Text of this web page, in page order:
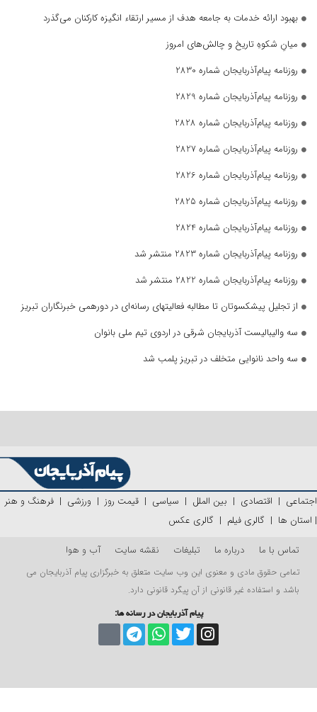
بهبود ارائه خدمات به جامعه هدف از مسیر ارتقاء انگیزه کارکنان می‌گذرد
میانِ شکوهِ تاریخ و چالش‌های امروز
روزنامه پیام‌آذربایجان شماره 2830
روزنامه پیام‌آذربایجان شماره 2829
روزنامه پیام‌آذربایجان شماره 2828
روزنامه پیام‌آذربایجان شماره 2827
روزنامه پیام‌آذربایجان شماره 2826
روزنامه پیام‌آذربایجان شماره 2825
روزنامه پیام‌آذربایجان شماره 2824
روزنامه پیام‌آذربایجان شماره 2823 منتشر شد
روزنامه پیام‌آذربایجان شماره 2822 منتشر شد
از تجلیل پیشکسوتان تا مطالبه فعالیتهای رسانه‌ای در دورهمی خبرنگاران تبریز
سه والیبالیست آذربایجان‌ شرقی در اردوی تیم ملی بانوان
سه واحد نانوایی متخلف در تبریز پلمب شد
اجتماعی | اقتصادی | بین الملل | سیاسی | قیمت روز | ورزشی | فرهنگ و هنر
| استان ها | گالری فیلم | گالری عکس
تماس با ما
درباره ما تبلیغات نقشه سایت آب و هوا
تمامی حقوق مادی و معنوی این وب سایت متعلق به خبرگزاری پیام آذربایجان می
باشد و استفاده غیر قانونی از آن پیگرد قانونی دارد.
پیام آذربایجان در رسانه ها: